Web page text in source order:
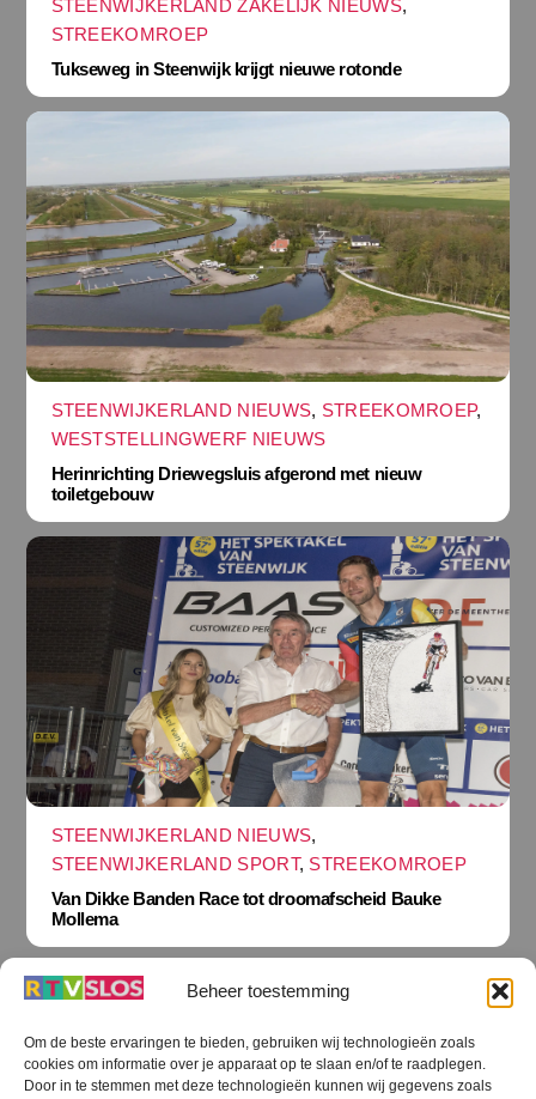
Beheer toestemming
Om de beste ervaringen te bieden, gebruiken wij technologieën zoals
cookies om informatie over je apparaat op te slaan en/of te raadplegen.
Door in te stemmen met deze technologieën kunnen wij gegevens zoals
STEENWIJKERLAND ZAKELIJK NIEUWS,
STREEKOMROEP
Tukseweg in Steenwijk krijgt nieuwe rotonde
STEENWIJKERLAND NIEUWS, STREEKOMROEP,
WESTSTELLINGWERF NIEUWS
Herinrichting Driewegsluis afgerond met nieuw
toiletgebouw
STEENWIJKERLAND NIEUWS,
STEENWIJKERLAND SPORT, STREEKOMROEP
Van Dikke Banden Race tot droomafscheid Bauke
Mollema
Terug
naar